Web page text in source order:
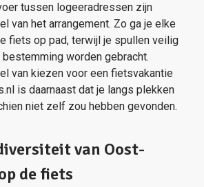
tussen logeeradressen zijn
van het arrangement. Zo ga je elke
fiets op pad, terwijl je spullen veilig
worden gebracht.
van kiezen voor een fietsvakantie
is daarnaast dat je langs plekken
niet zelf zou hebben gevonden.
van Oost-
de fiets